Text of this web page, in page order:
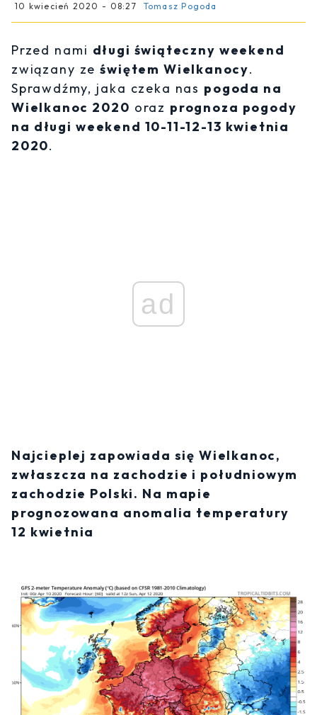
10 kwiecień 2020 - 08:27 Tomasz Pogoda
Przed nami długi świąteczny weekend
związany zeświętem Wielkanocy.
Sprawdźmy, jaka czeka nas pogoda na
Wielkanoc 2020 oraz prognoza pogody
na długi weekend 10-11-12-13 kwietnia
2020.
ad
Najcieplej zapowiada się Wielkanoc,
zwłaszcza na zachodzie i południowym
zachodzie Polski. Na mapie
prognozowana anomalia temperatury
12 kwietnia